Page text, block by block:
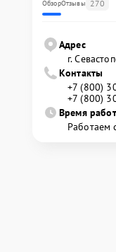
ОбзорОтзывы 270
Адрес
г.
Контакты
+7 (800)
+7 (800)
Время
Работаем